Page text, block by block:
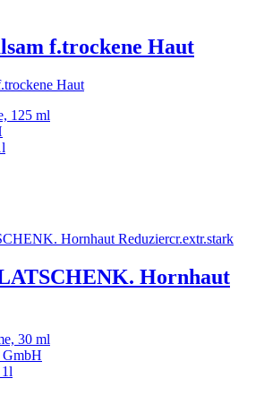
f.trockene Haut
125 ml
Hornhaut
30 ml
GmbH